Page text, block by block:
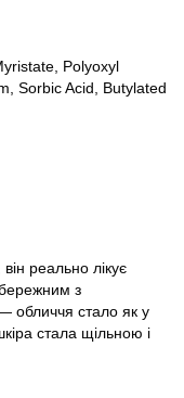
Polyoxyl
Sorbic Acid, Butylated
реально лікує
з
обличчя стало як у
стала щільною і